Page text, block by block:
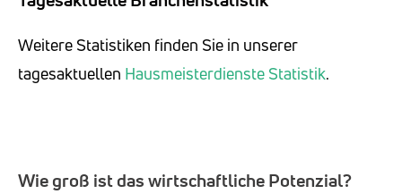
Weitere Statistiken finden Sie in unserer
tagesaktuellen Hausmeisterdienste Statistik.
Wie groß ist das wirtschaftliche Potenzial?